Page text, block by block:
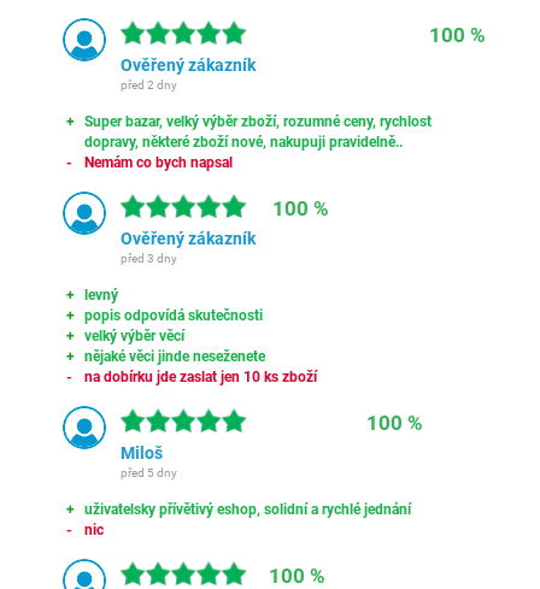
100 %
Ověřený zákazník
před 2 dny
Super bazar, velký výběr zboží, rozumné ceny, rychlost
dopravy, některé zboží nové, nakupuji pravidelně..
Nemám co bych napsal
100 %
Ověřený zákazník
před 3 dny
levný
popis odpovídá skutečnosti
velký výběr věcí
nějaké věci jinde neseženete
na dobírku jde zaslat jen 10 ks zboží
100 %
Miloš
před 5 dny
uživatelsky přívětivý eshop, solidní a rychlé jednání
nic
100 %